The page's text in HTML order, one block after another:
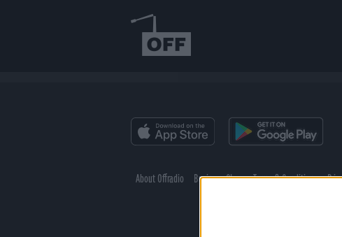
About Offradio Business Class Terms & Conditions